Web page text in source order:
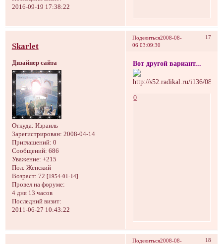
2016-09-19 17:38:22
Поделиться 17
2008-08-
06 03:09:30
Skarlet
Дизайнер сайта
Откуда: Израиль
Зарегистрирован: 2008-04-14
Приглашений: 0
Сообщений: 686
Уважение: +215
Пол: Женский
Возраст: 72 [1954-01-14]
Провел на форуме:
4 дня 13 часов
Последний визит:
2011-06-27 10:43:22
Вот другой вариант...
0
Поделиться 18
2008-08-